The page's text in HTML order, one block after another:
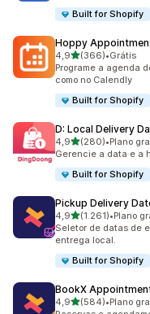
Built for Shopify
Hoppy
4,9de 5 estrelas
(366)
366 avaliações ao
•Grátis
Programe a agenda
como no Calendly
Built for Shopify
D: Local Delivery
4,9de 5 estrelas
(280)
280 avaliações ao
•Plano
Gerencie a data e a
Built for Shopify
Pickup Delivery
4,9de 5 estrelas
(1.261)
1261 avaliações ao
•Plano
Seletor de datas de
entrega local.
Built for Shopify
BookX
4,9de 5 estrelas
(584)
584 avaliações ao
•Plano